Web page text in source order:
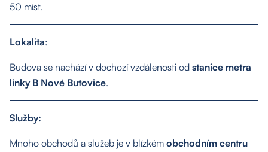
Služby
Kontakt
50 míst.
Lokalita:
Budova se nachází v dochozí vzdálenosti od stanice metra
linky B Nové Butovice.
Služby:
Mnoho obchodů a služeb je v blízkém obchodním centru